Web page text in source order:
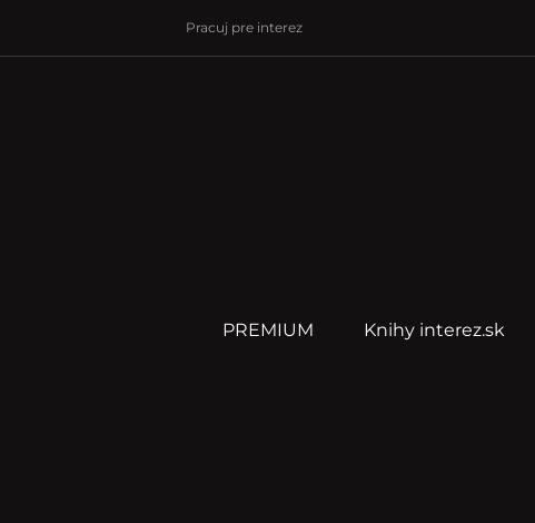
Pracuj pre interez
PREMIUM Knihy interez.sk